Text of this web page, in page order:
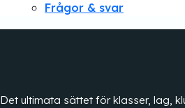
Frågor & svar
Det ultimata sättet för klasser, lag,